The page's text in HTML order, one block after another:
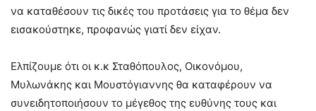
να καταθέσουν τις δικές του προτάσεις για το θέμα δεν
εισακούστηκε, προφανώς γιατί δεν είχαν.
Ελπίζουμε ότι οι κ.κ Σταθόπουλος, Οικονόμου,
Μυλωνάκης και Μουστόγιαννης θα καταφέρουν να
συνειδητοποιήσουν το μέγεθος της ευθύνης τους και